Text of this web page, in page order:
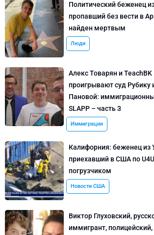
Политический беженец
пропавший без вести в
найден мертвым
Люди
Алекс Товарян и TeachBK
проигрывают суд Рубику
Пановой:
SLAPP – часть 3
Иммиграция
Калифорния: беженец из
приехавший в США по
погрузчиком
Новости США
Виктор Глуховский,
иммигрант,